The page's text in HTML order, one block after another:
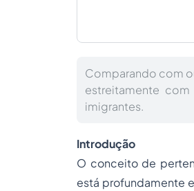
Comparando com
estreitamente
imigrantes.
Introdução
O conceito de
está profundamente